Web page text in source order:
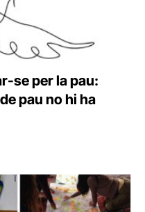
se per la pau:
pau no hi ha